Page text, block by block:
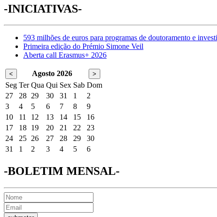
-INICIATIVAS-
593 milhões de euros para programas de doutoramento e
Primeira edição do Prémio Simone Veil
Aberta call Erasmus+ 2026
< Agosto 2026 >
Seg Ter Qua Qui Sex Sab Dom
27
28 29 30 31 1
2
3
4 5 6 7 8
9
10
11 12 13 14 15
16
17
18 19 20 21 22
23
24
25 26 27 28 29
30
31
1 2 3 4 5 6
-BOLETIM MENSAL-